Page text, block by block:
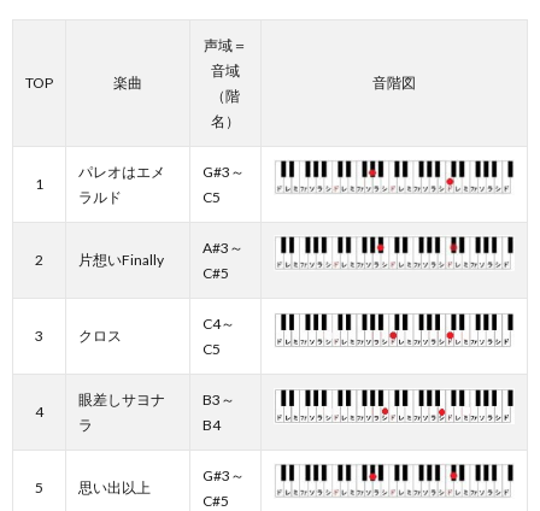
TOP 楽曲
声域＝
音域
（階
名）
音階図
1
パレオはエメ
ラルド
G#3～
C5
2 片想いFinally
A#3～
C#5
3 クロス
C4～
C5
4
眼差しサヨナ
ラ
B3～
B4
5 思い出以上
G#3～
C#5